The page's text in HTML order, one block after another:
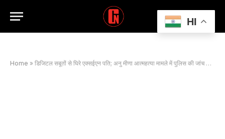
Home » डिजिटल सबूतों से घिरे एक्सईएन पति; अनु मीणा आत्महत्या मामले में पुलिस की जांच जारी
HI